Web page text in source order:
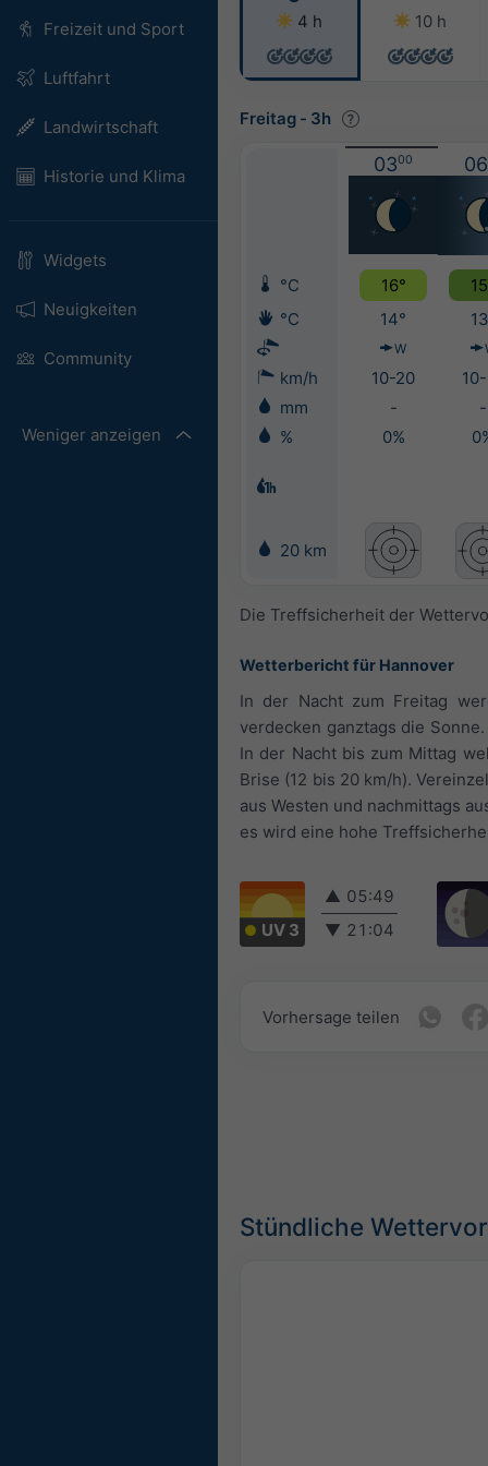
Freizeit und Sport
Luftfahrt
Landwirtschaft
Historie und Klima
Widgets
Neuigkeiten
Community
Weniger anzeigen
4 h
10 h
Freitag - 3h
0300 06
°C 16°
°C
14°
W
km/h 10-20
mm
-
-
%
0%
20 km
Die Treffsicherheit der
Wetterbericht für Hannover
In der Nacht zum Freitag
verdecken ganztags die
In der Nacht bis zum Mittag
Brise (12 bis 20 km/h).
aus Westen und nachmittags
es wird eine hohe
UV 3
▲ 05:49
▼ 21:04
Vorhersage teilen
Stündliche